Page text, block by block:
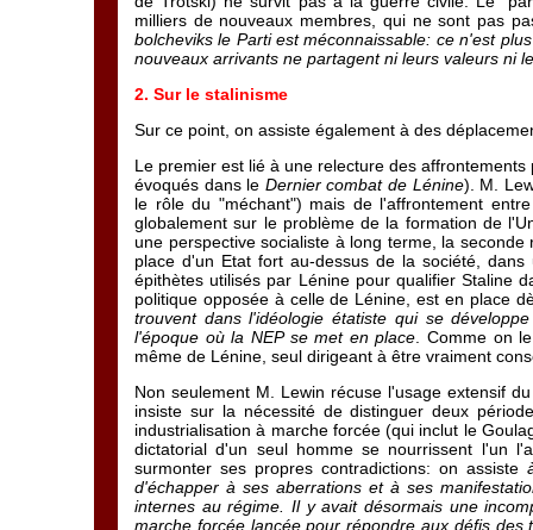
milliers de nouveaux membres, qui ne sont pas
bolcheviks le Parti est méconnaissable: ce n'est
nouveaux arrivants ne partagent ni leurs valeurs ni
2. Sur le stalinisme
Sur ce point, on assiste également à des
Le premier est lié à une relecture des
évoqués dans le Dernier combat de Lénine). M.
le rôle du "méchant") mais de l'affrontement
globalement sur le problème de la formation de
une perspective socialiste à long terme, la
place d'un Etat fort au-dessus de la société,
épithètes utilisés par Lénine pour qualifier Staline
politique opposée à celle de Lénine, est en place
trouvent dans l'idéologie étatiste qui se
l'époque où la NEP se met en place . Comme on
même de Lénine, seul dirigeant à être vraiment
Non seulement M. Lewin récuse l'usage extensif
insiste sur la nécessité de distinguer deux
industrialisation à marche forcée (qui inclut le
dictatorial d'un seul homme se nourrissent l'un
surmonter ses propres contradictions: on assiste
d'échapper à ses aberrations et à ses
internes au régime. Il y avait désormais une
marche forcée lancée pour répondre aux défis